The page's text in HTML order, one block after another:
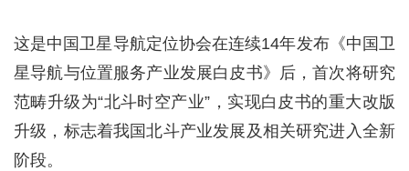
这是中国卫星导航定位协会在连续14年发布《中国卫
星导航与位置服务产业发展白皮书》后，首次将研究
范畴升级为“北斗时空产业”，实现白皮书的重大改版
升级，标志着我国北斗产业发展及相关研究进入全新
阶段。